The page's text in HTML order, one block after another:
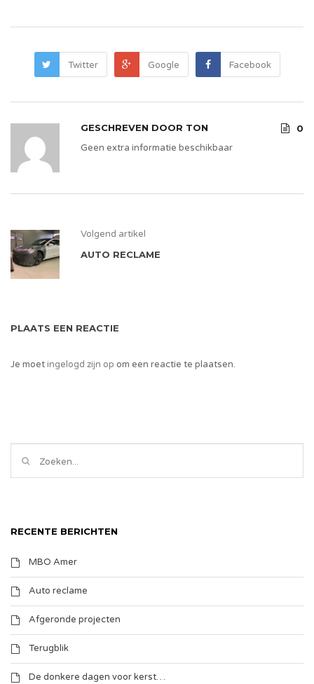
Twitter Google Facebook
GESCHREVEN DOOR TON
0
Geen extra informatie beschikbaar
Volgend artikel
AUTO RECLAME
PLAATS EEN REACTIE
Je moetingelogd zijn op om een reactie te plaatsen.
RECENTE BERICHTEN
MBO Amer
Auto reclame
Afgeronde projecten
Terugblik
De donkere dagen voor kerst…